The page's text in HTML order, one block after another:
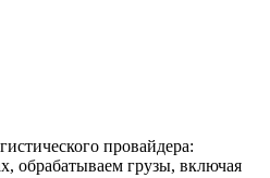
провайдера:
обрабатываем грузы, включая